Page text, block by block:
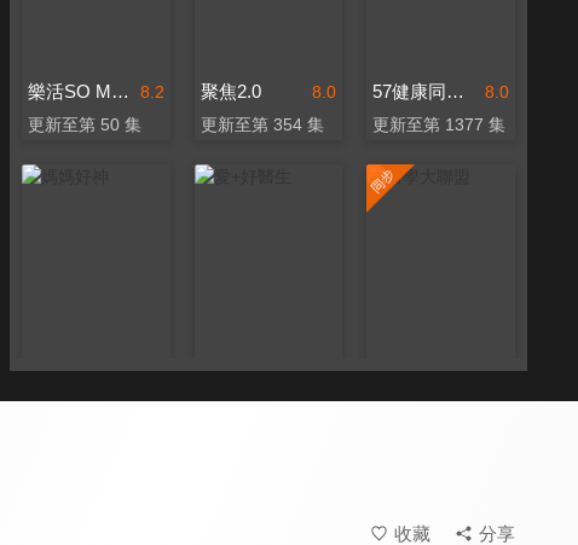
8.2
樂活SO MUCH
更新至第 50 集
8.0
聚焦2.0
更新至第 354 集
8.0
57健康同學會
更新至第 1377 集
收藏 分享